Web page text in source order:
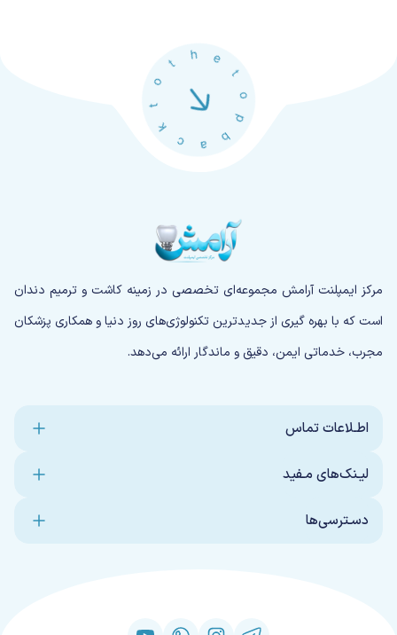
مرکز ایمپلنت آرامش مجموعه‌ای تخصصی در زمینه کاشت و ترمیم دندان
است که با بهره گیری از جدیدترین تکنولوژی‌های روز دنیا و همکاری پزشکان
مجرب، خدماتی ایمن، دقیق و ماندگار ارائه می‌دهد.
اطـلاعات تماس
لیـنک‌های مـفید
دسـترسی‌ها